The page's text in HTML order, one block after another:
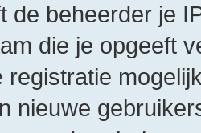
de beheerder je
die je opgeeft
registratie
nieuwe